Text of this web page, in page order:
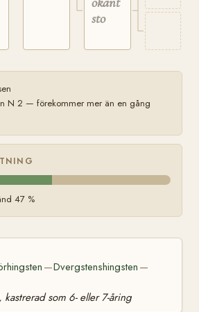
sto
N 2 — förekommer mer än en gång
47 %
—Dvergstenshingsten —
som 6- eller 7-åring